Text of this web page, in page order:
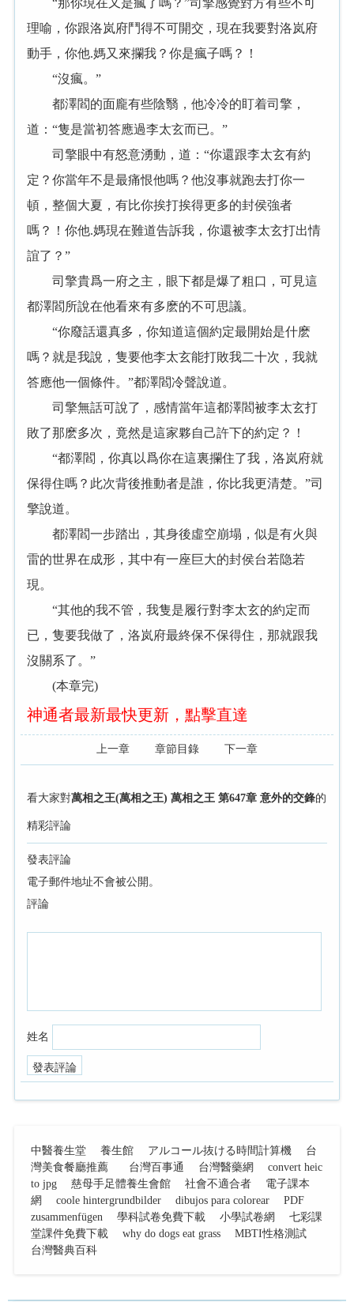
“那你現在又是瘋了嗎？”司擎感覺對方有些不可
理喻，你跟洛岚府鬥得不可開交，現在我要對洛岚府
動手，你他.媽又來攔我？你是瘋子嗎？！
“沒瘋。”
都澤閻的面龐有些陰翳，他冷冷的盯着司擎，
道：“隻是當初答應過李太玄而已。”
司擎眼中有怒意湧動，道：“你還跟李太玄有約
定？你當年不是最痛恨他嗎？他沒事就跑去打你一
頓，整個大夏，有比你挨打挨得更多的封侯強者
嗎？！你他.媽現在難道告訴我，你還被李太玄打出情
誼了？”
司擎貴爲一府之主，眼下都是爆了粗口，可見這
都澤閻所說在他看來有多麽的不可思議。
“你廢話還真多，你知道這個約定最開始是什麽
嗎？就是我說，隻要他李太玄能打敗我二十次，我就
答應他一個條件。”都澤閻冷聲說道。
司擎無話可說了，感情當年這都澤閻被李太玄打
敗了那麽多次，竟然是這家夥自己許下的約定？！
“都澤閻，你真以爲你在這裏攔住了我，洛岚府就
保得住嗎？此次背後推動者是誰，你比我更清楚。”司
擎說道。
都澤閻一步踏出，其身後虛空崩塌，似是有火與
雷的世界在成形，其中有一座巨大的封侯台若隐若
現。
“其他的我不管，我隻是履行對李太玄的約定而
已，隻要我做了，洛岚府最終保不保得住，那就跟我
沒關系了。”
(本章完)
神通者最新最快更新，點擊直達
上一章 章節目錄 下一章
看大家對萬相之王(萬相之王) 萬相之王 第647章 意外的交鋒的
精彩評論
發表評論
電子郵件地址不會被公開。
評論
姓名
中醫養生堂 養生館 アルコール抜ける時間計算機
台
灣美食餐廳推薦
台灣百事通 台灣醫藥網
convert heic
to jpg
慈母手足體養生會館 社會不適合者
電子課本
網
coole hintergrundbilder dibujos para colorear
PDF
zusammenfügen
學科試卷免費下載 小學試卷網
七彩課
堂課件免費下載
why do dogs eat grass
MBTI性格測試
台灣醫典百科